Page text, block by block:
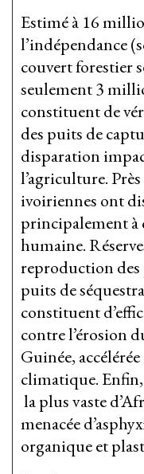
Estimé à 16
l’indépendance
couvert forestier
seulement 3
constituent de
des puits de
disparation
l’agriculture.
ivoiriennes ont
principalement à
humaine.
reproduction des
puits de
constituent
contre l’érosion
Guinée,
climatique.
la plus vaste
menacée
organique et